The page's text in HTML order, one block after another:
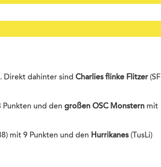
Direkt dahinter sind Charlies flinke Flitzer (SF
Punkten und den großen OSC Monstern mit
mit 9 Punkten und den Hurrikanes (TusLi)